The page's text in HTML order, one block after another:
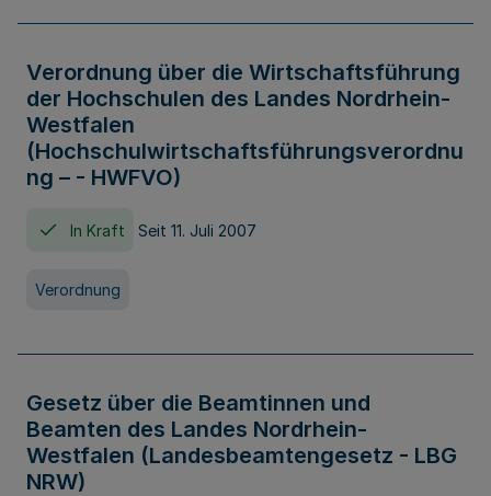
Verordnung über die Wirtschaftsführung
der Hochschulen des Landes Nordrhein-
Westfalen
(Hochschulwirtschaftsführungsverordnu
ng – - HWFVO)
In Kraft Seit 11. Juli 2007
Verordnung
Gesetz über die Beamtinnen und
Beamten des Landes Nordrhein-
Westfalen (Landesbeamtengesetz - LBG
NRW)